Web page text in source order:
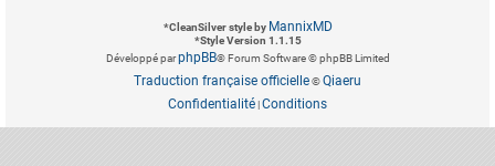
*CleanSilver style by MannixMD
*Style Version 1.1.15
Développé parphpBB® Forum Software © phpBB Limited
Traduction française officielle©Qiaeru
Confidentialité |Conditions